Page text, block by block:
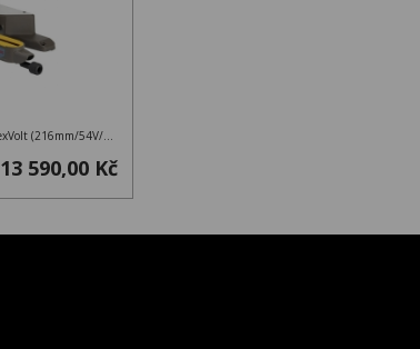
DeWALT DCS777N Aku pokosová pila XR FlexVolt (216mm/54V/bez aku)
13 590,00 Kč